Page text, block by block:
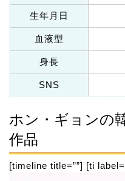
生年月日
血液型
身長
SNS
ホン・ギョンの
作品
[timeline title=””] [ti